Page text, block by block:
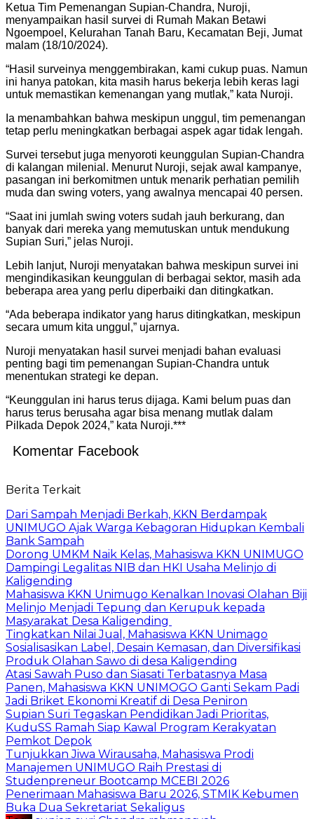
Ketua Tim Pemenangan Supian-Chandra, Nuroji,
menyampaikan hasil survei di Rumah Makan Betawi
Ngoempoel, Kelurahan Tanah Baru, Kecamatan Beji, Jumat
malam (18/10/2024).
“Hasil surveinya menggembirakan, kami cukup puas. Namun
ini hanya patokan, kita masih harus bekerja lebih keras lagi
untuk memastikan kemenangan yang mutlak,” kata Nuroji.
Ia menambahkan bahwa meskipun unggul, tim pemenangan
tetap perlu meningkatkan berbagai aspek agar tidak lengah.
Survei tersebut juga menyoroti keunggulan Supian-Chandra
di kalangan milenial. Menurut Nuroji, sejak awal kampanye,
pasangan ini berkomitmen untuk menarik perhatian pemilih
muda dan swing voters, yang awalnya mencapai 40 persen.
“Saat ini jumlah swing voters sudah jauh berkurang, dan
banyak dari mereka yang memutuskan untuk mendukung
Supian Suri,” jelas Nuroji.
Lebih lanjut, Nuroji menyatakan bahwa meskipun survei ini
mengindikasikan keunggulan di berbagai sektor, masih ada
beberapa area yang perlu diperbaiki dan ditingkatkan.
“Ada beberapa indikator yang harus ditingkatkan, meskipun
secara umum kita unggul,” ujarnya.
Nuroji menyatakan hasil survei menjadi bahan evaluasi
penting bagi tim pemenangan Supian-Chandra untuk
menentukan strategi ke depan.
“Keunggulan ini harus terus dijaga. Kami belum puas dan
harus terus berusaha agar bisa menang mutlak dalam
Pilkada Depok 2024,” kata Nuroji.***
Komentar Facebook
Berita Terkait
Dari Sampah Menjadi Berkah, KKN Berdampak
UNIMUGO Ajak Warga Kebagoran Hidupkan Kembali
Bank Sampah
Dorong UMKM Naik Kelas, Mahasiswa KKN UNIMUGO
Dampingi Legalitas NIB dan HKI Usaha Melinjo di
Kaligending
Mahasiswa KKN Unimugo Kenalkan Inovasi Olahan Biji
Melinjo Menjadi Tepung dan Kerupuk kepada
Masyarakat Desa Kaligending
Tingkatkan Nilai Jual, Mahasiswa KKN Unimago
Sosialisasikan Label, Desain Kemasan, dan Diversifikasi
Produk Olahan Sawo di desa Kaligending
Atasi Sawah Puso dan Siasati Terbatasnya Masa
Panen, Mahasiswa KKN UNIMOGO Ganti Sekam Padi
Jadi Briket Ekonomi Kreatif di Desa Peniron
Supian Suri Tegaskan Pendidikan Jadi Prioritas,
KuduSS Ramah Siap Kawal Program Kerakyatan
Pemkot Depok
Tunjukkan Jiwa Wirausaha, Mahasiswa Prodi
Manajemen UNIMUGO Raih Prestasi di
Studenpreneur Bootcamp MCEBI 2026
Penerimaan Mahasiswa Baru 2026, STMIK Kebumen
Buka Dua Sekretariat Sekaligus